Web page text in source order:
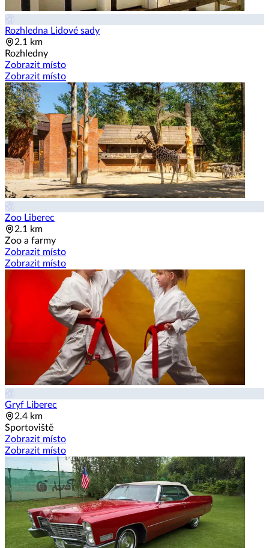
Rozhledna Lidové sady
2.1 km
Rozhledny
Zobrazit místo
Zobrazit místo
Zoo Liberec
2.1 km
Zoo a farmy
Zobrazit místo
Zobrazit místo
Gryf Liberec
2.4 km
Sportoviště
Zobrazit místo
Zobrazit místo